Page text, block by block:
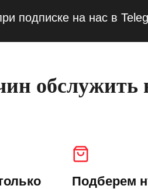
на нас в Telegram·
обслужить
Подберем